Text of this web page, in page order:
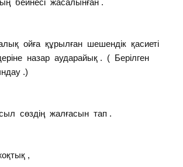
бейнесі жасалынған .
ойға құрылған шешендік қасиеті
назар аударайық . ( Берілген
.)
сөздің жалғасын тап .
,